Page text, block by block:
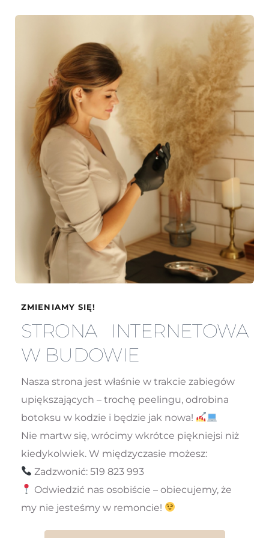
ZMIENIAMY SIĘ!
STRONA INTERNETOWA
W BUDOWIE
Nasza strona jest właśnie w trakcie zabiegów
upiększających – trochę peelingu, odrobina
botoksu w kodzie i będzie jak nowa!
Nie martw się, wrócimy wkrótce piękniejsi niż
kiedykolwiek. W międzyczasie możesz:
Zadzwonić: 519 823 993
Odwiedzić nas osobiście – obiecujemy, że
my nie jesteśmy w remoncie!